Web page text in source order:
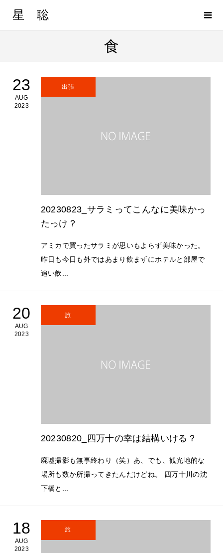
星 聡
食
23
AUG
2023
出張
20230823_サラミってこんなに美味かっ
たっけ？
アミカで買ったサラミが思いもよらず美味かった。
昨日も今日も外ではあまり飲まずにホテルと部屋で
追い飲...
20
AUG
2023
旅
20230820_四万十の幸は結構いける？
廃墟撮影も無事終わり（笑）あ、でも、観光地的な
場所も数か所撮ってきたんだけどね。 四万十川の沈
下橋と...
18
AUG
2023
旅